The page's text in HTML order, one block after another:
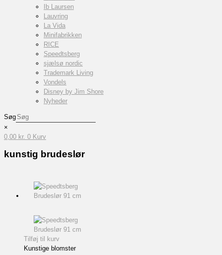
Ib Laursen
Lauvring
La Vida
Minifabrikken
RICE
Speedtsberg
sjælsø nordic
Trademark Living
Vondels
Disney by Jim Shore
Nyheder
Søg
×
0,00 kr. 0 Kurv
kunstig brudeslør
Tilføj til kurv
Kunstige blomster